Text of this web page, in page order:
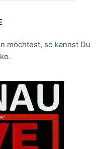
möchtest, so kannst Du